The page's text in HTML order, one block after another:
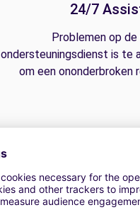
24/7
Problemen op de
ondersteuningsdienst is te
om een ononderbroken